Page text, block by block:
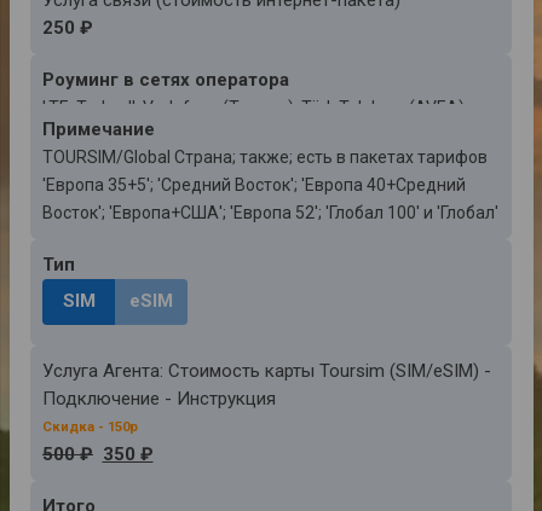
250 ₽
Роуминг в сетях оператора
LTE: Turkcell; Vodafone (Турция); Türk Telekom (AVEA)
Примечаниe
TOURSIM/Global Страна; также; есть в пакетах тарифов
'Европа 35+5'; 'Средний Восток'; 'Европа 40+Средний
Восток'; 'Европа+США'; 'Европа 52'; 'Глобал 100' и 'Глобал'
Тип
SIM
eSIM
Услуга Агента: Стоимость карты Toursim (SIM/eSIM) -
Подключение - Инструкция
500 ₽ 350 ₽
Итого